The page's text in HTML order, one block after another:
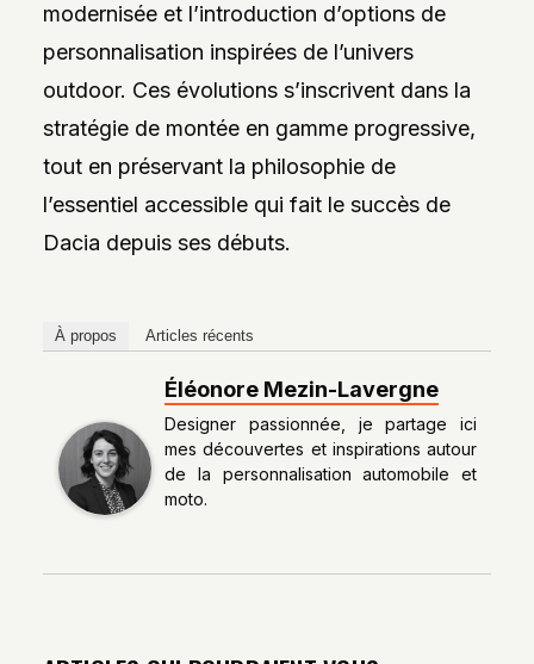
modernisée et l’introduction d’options de
personnalisation inspirées de l’univers
outdoor. Ces évolutions s’inscrivent dans la
stratégie de montée en gamme progressive,
tout en préservant la philosophie de
l’essentiel accessible qui fait le succès de
Dacia depuis ses débuts.
À propos Articles récents
Éléonore Mezin-Lavergne
Designer passionnée, je partage ici
mes découvertes et inspirations autour
de la personnalisation automobile et
moto.